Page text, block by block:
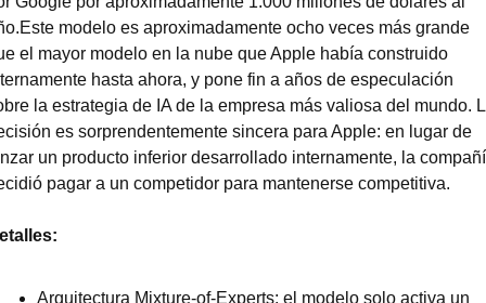
modelo es aproximadamente ocho veces más grande
el mayor modelo en la nube que Apple había construido
hasta ahora, y pone fin a años de especulación
la estrategia de IA de la empresa más valiosa del mundo.
es sorprendentemente sincera para Apple: en lugar de
un producto inferior desarrollado internamente, la
pagar a un competidor para mantenerse competitiva.
Arquitectura Mixture-of-Experts: el modelo solo activa un